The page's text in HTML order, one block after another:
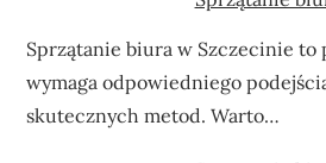
Sprzątanie biura w Szczecinie to
wymaga odpowiedniego
skutecznych metod. Warto…